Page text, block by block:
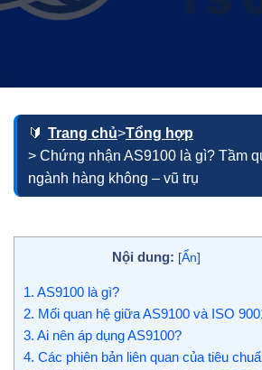
Trang chủ>Tổng hợp
> Chứng nhận AS9100 là gì? Tầm
ngành hàng không – vũ trụ
Nội dung: [Ẩn]
1. AS9100 là gì?
2. Mối quan hệ giữa AS9100 và ISO
3. Ai nên áp dụng AS9100?
4. Các phiên bản liên quan của tiêu